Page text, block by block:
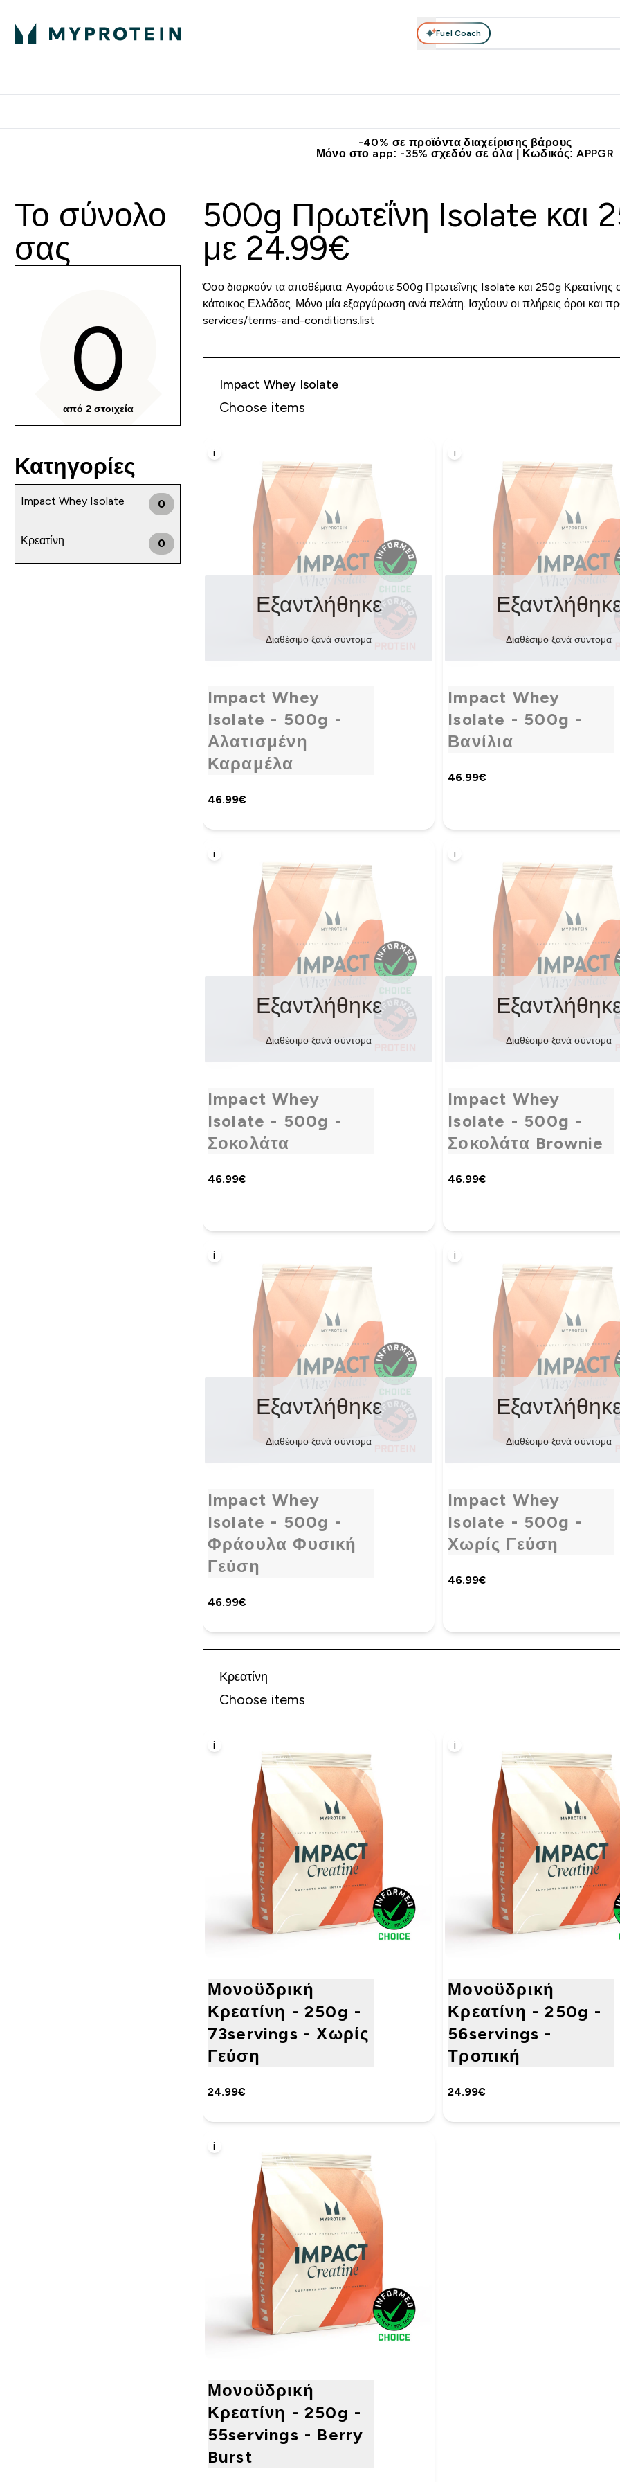
Fuel Coach
-40% σε προϊόντα διαχείρισης βάρους
Μόνο στο app: -35% σχεδόν σε όλα | Κωδικός: APPGR
Το σύνολο
σας
0
από 2 στοιχεία
Κατηγορίες
Impact Whey Isolate 0
Κρεατίνη 0
500g Πρωτεΐνη Isolate και
με 24.99€
Όσο διαρκούν τα αποθέματα. Αγοράστε 500g Πρωτεΐνης Isolate και 250g Κρεατίνης
κάτοικος Ελλάδας. Μόνο μία εξαργύρωση ανά πελάτη. Ισχύουν οι πλήρεις όροι
services/terms-and-conditions.list
Impact Whey Isolate
Choose items
i
Impact Whey
Isolate - 500g -
Αλατισμένη
Καραμέλα
46.99€‎
Εξαντλήθηκε
Διαθέσιμο ξανά σύντομα
i
Impact Whey
Isolate - 500g -
Βανίλια
46.99€‎
Διαθέσιμο ξανά σύντομα
i
Impact Whey
Isolate - 500g -
Σοκολάτα
46.99€‎
Εξαντλήθηκε
Διαθέσιμο ξανά σύντομα
i
Impact Whey
Isolate - 500g -
Σοκολάτα Brownie
46.99€‎
Διαθέσιμο ξανά σύντομα
i
Impact Whey
Isolate - 500g -
Φράουλα Φυσική
Γεύση
46.99€‎
Εξαντλήθηκε
Διαθέσιμο ξανά σύντομα
i
Impact Whey
Isolate - 500g -
Χωρίς Γεύση
46.99€‎
Διαθέσιμο ξανά σύντομα
Κρεατίνη
Choose items
i
Μονοϋδρική
Κρεατίνη - 250g -
73servings - Χωρίς
Γεύση
24.99€‎
i
Μονοϋδρική
Κρεατίνη - 250g -
56servings -
Τροπική
24.99€‎
i
Μονοϋδρική
Κρεατίνη - 250g -
55servings - Berry
Burst